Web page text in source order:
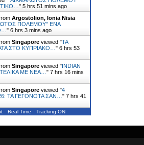
" 5 hrs 51 mins ago
Argostolion, Ionia Nisia
ΠΟΛΕΜΟΥ" ΕΝΑ
" 6 hrs 3 mins ago
Singapore viewed "ΤΑ
ΣΤΟ ΚΥΠΡΙΑΚΟ… " 6 hrs 53
Singapore viewed "INDIAN
ΜΕ ΝΕΑ… " 7 hrs 16 mins
Singapore viewed "4
ΤΑ ΓΕΓΟΝΟΤΑ ΣΑΝ… " 7 hrs 41
Real Time Tracking ON